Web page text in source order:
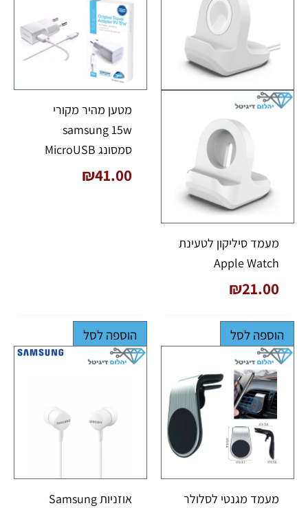
מעמד סיליקון לטעינת
Apple Watch
₪21.00
הוספה לסל
מטען מהיר מקורי
samsung 15w
סמסונג MicroUSB
₪41.00
הוספה לסל
מעמד מגנטי לסלולר
אוזניות Samsung